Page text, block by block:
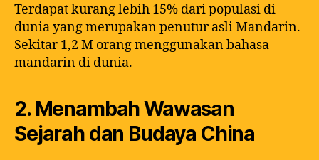
Terdapat kurang lebih 15% dari populasi di
dunia yang merupakan penutur asli Mandarin.
Sekitar 1,2 M orang menggunakan bahasa
mandarin di dunia.
2. Menambah Wawasan
Sejarah dan Budaya China